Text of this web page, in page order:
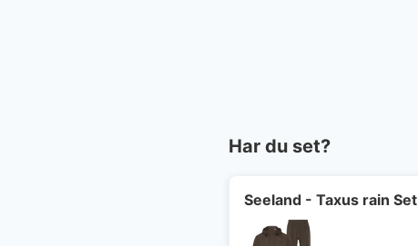
Har du set?
Seeland - Taxus rain Set